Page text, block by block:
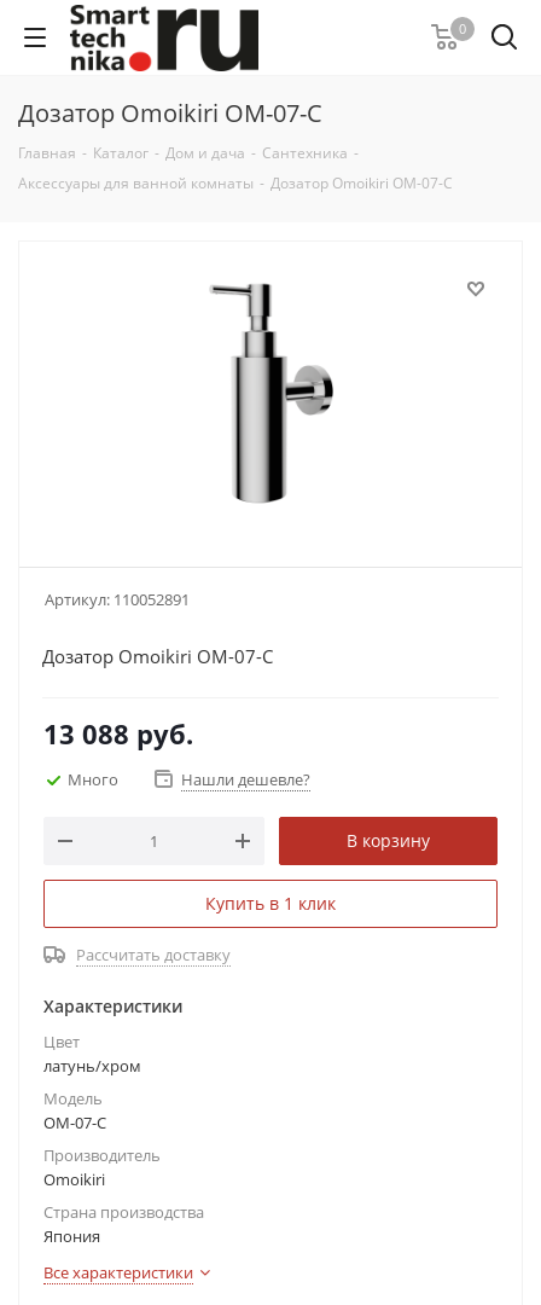
0
Дозатор Omoikiri OM-07-C
Главная - Каталог - Дом и дача - Сантехника -
Аксессуары для ванной комнаты - Дозатор Omoikiri OM-07-C
Артикул: 110052891
Дозатор Omoikiri OM-07-C
13 088 руб.
Много Нашли дешевле?
В корзину
Купить в 1 клик
Рассчитать доставку
Характеристики
Цвет
латунь/хром
Модель
OM-07-C
Производитель
Omoikiri
Страна производства
Япония
Все характеристики